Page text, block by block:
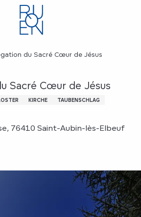
du Sacré Cœur de Jésus
Sacré Cœur de Jésus
KIRCHE
TAUBENSCHLAG
76410 Saint-Aubin-lès-Elbeuf